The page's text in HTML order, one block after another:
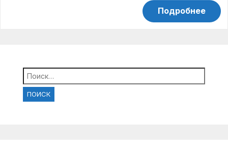
Подробнее
Найти: